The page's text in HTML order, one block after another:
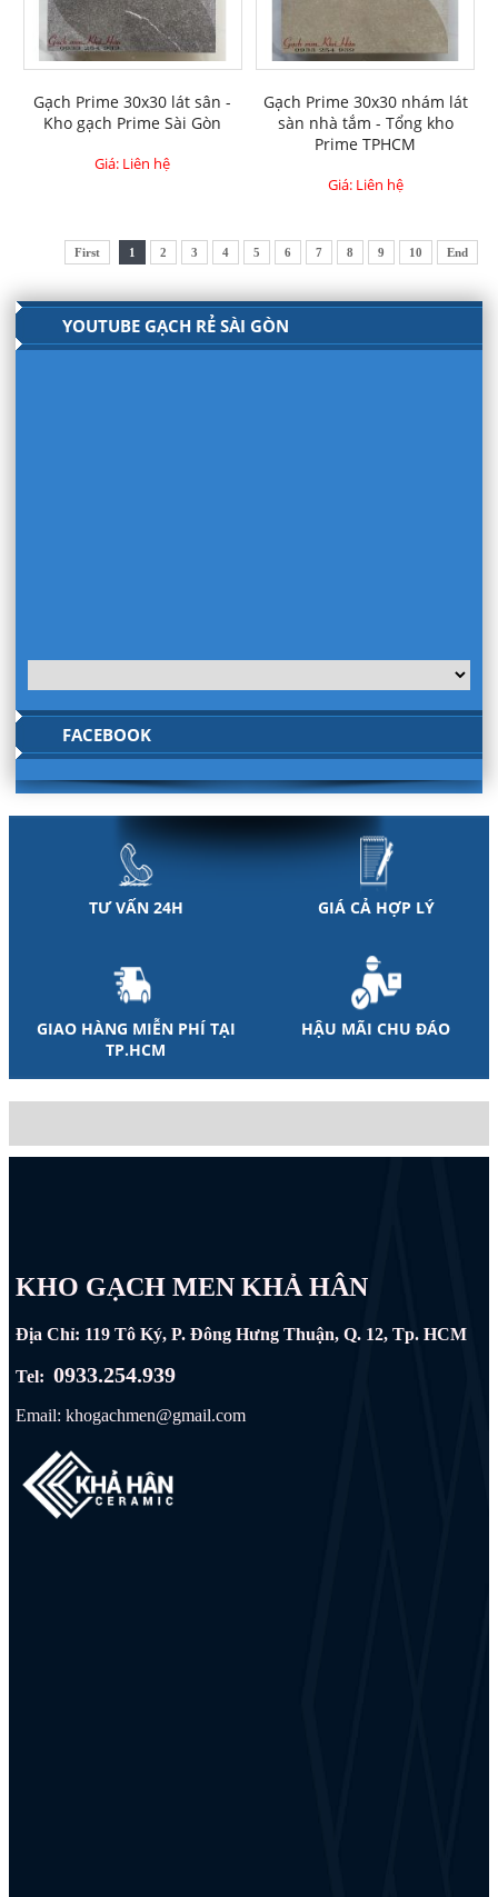
Gạch Prime 30x30 lát sân -
Kho gạch Prime Sài Gòn
Giá: Liên hệ
Gạch Prime 30x30 nhám lát
sàn nhà tắm - Tổng kho
Prime TPHCM
Giá: Liên hệ
First 1 2 3 4 5 6 7 8 9 10 End
YOUTUBE GẠCH RẺ SÀI GÒN
FACEBOOK
TƯ VẤN 24H GIÁ CẢ HỢP LÝ
GIAO HÀNG MIỄN PHÍ TẠI
TP.HCM
HẬU MÃI CHU ĐÁO
KHO GẠCH MEN KHẢ HÂN
Địa Chỉ: 119 Tô Ký, P. Đông Hưng Thuận, Q. 12, Tp. HCM
Tel:0933.254.939
Email: khogachmen@gmail.com